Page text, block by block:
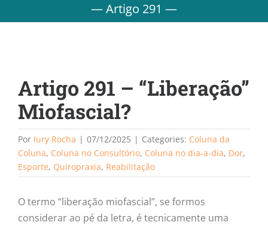
— Artigo 291 —
Artigo 291 – “Liberação”
Miofascial?
Por Iury Rocha | 07/12/2025 | Categories: Coluna da
Coluna, Coluna no Consultório, Coluna no dia-a-dia, Dor,
Esporte, Quiropraxia, Reabilitação
O termo “liberação miofascial”, se formos
considerar ao pé da letra, é tecnicamente uma